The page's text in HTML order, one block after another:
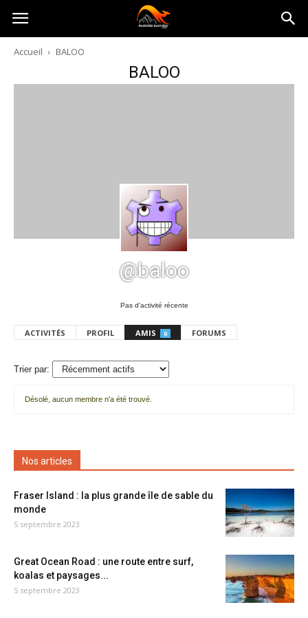
Australia-
australie.com
Accueil BALOO
BALOO
@baloo
Pas d’activité récente
ACTIVITÉS PROFIL AMIS 0 FORUMS
Trier par:
amis
Désolé, aucun membre n'a été trouvé.
Nos articles
Fraser Island : la plus grande île de sable du
monde
5 septembre 2023
Great Ocean Road : une route entre surf,
koalas et paysages...
5 septembre 2023